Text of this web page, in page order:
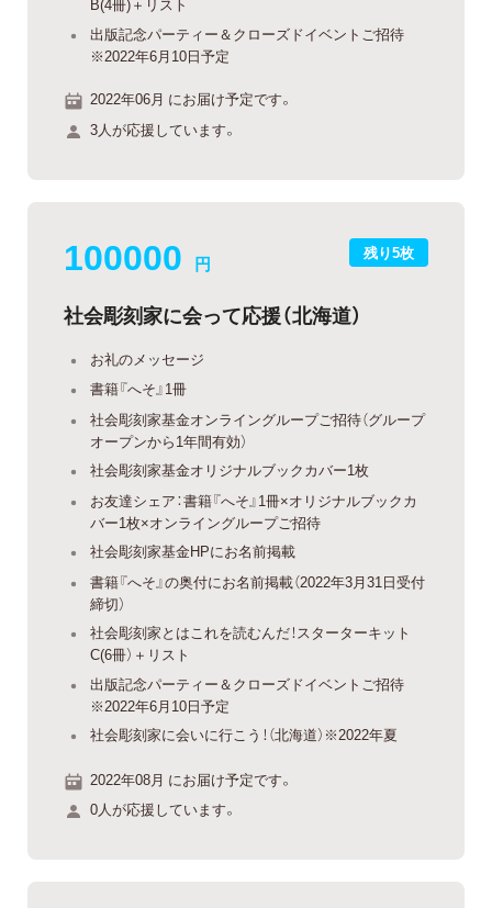
B(4冊)＋リスト
出版記念パーティー＆クローズドイベントご招待
※2022年6月10日予定
2022年06月 にお届け予定です。
3人が応援しています。
残り5枚
100000 円
社会彫刻家に会って応援（北海道）
お礼のメッセージ
書籍『へそ』1冊
社会彫刻家基金オンライングループご招待（グループ
オープンから1年間有効）
社会彫刻家基金オリジナルブックカバー1枚
お友達シェア：書籍『へそ』1冊×オリジナルブックカ
バー1枚×オンライングループご招待
社会彫刻家基金HPにお名前掲載
書籍『へそ』の奥付にお名前掲載（2022年3月31日受付
締切）
社会彫刻家とはこれを読むんだ！スターターキット
C(6冊）＋リスト
出版記念パーティー＆クローズドイベントご招待
※2022年6月10日予定
社会彫刻家に会いに行こう！（北海道）※2022年夏
2022年08月 にお届け予定です。
0人が応援しています。